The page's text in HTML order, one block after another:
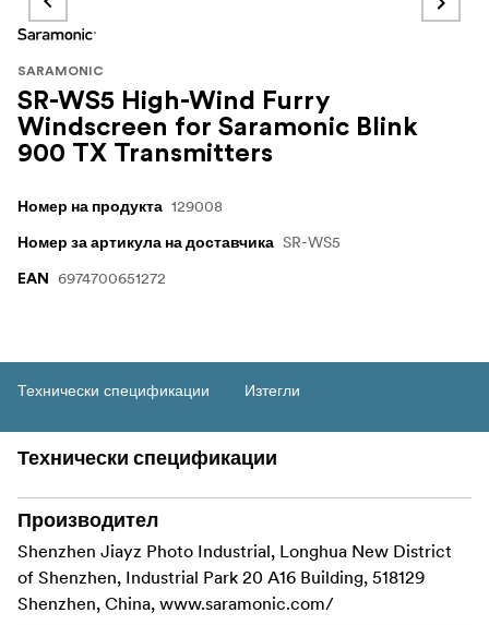
SARAMONIC
SR-WS5 High-Wind Furry
Windscreen for Saramonic Blink
900 TX Transmitters
Номер на продукта 129008
Номер за артикула на доставчика SR-WS5
EAN 6974700651272
Технически спецификации Изтегли
Технически спецификации
Производител
Shenzhen Jiayz Photo Industrial, Longhua New District
of Shenzhen, Industrial Park 20 A16 Building, 518129
Shenzhen, China, www.saramonic.com/